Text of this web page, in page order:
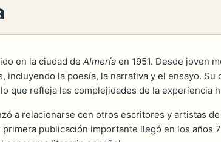
en la ciudad de Almería en 1951. Desde joven
la poesía, la narrativa y el ensayo.
que refleja las complejidades de la experiencia
a relacionarse con otros escritores y artistas
publicación importante llegó en los años